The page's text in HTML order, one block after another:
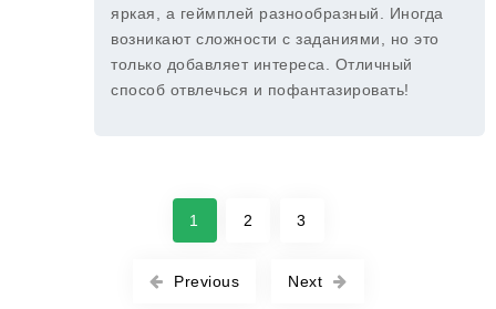
яркая, а геймплей разнообразный. Иногда
возникают сложности с заданиями, но это
только добавляет интереса. Отличный
способ отвлечься и пофантазировать!
Previous
1 2 3
Next